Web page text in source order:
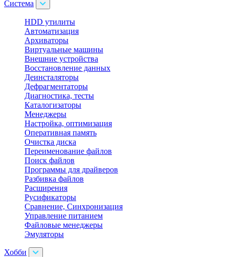
Система
HDD утилиты
Автоматизация
Архиваторы
Виртуальные машины
Внешние устройства
Восстановление данных
Деинсталяторы
Дефрагментаторы
Диагностика, тесты
Каталогизаторы
Менеджеры
Настройка, оптимизация
Оперативная память
Очистка диска
Переименование файлов
Поиск файлов
Программы для драйверов
Разбивка файлов
Расширения
Русификаторы
Сравнение, Синхронизация
Управление питанием
Файловые менеджеры
Эмуляторы
Хобби